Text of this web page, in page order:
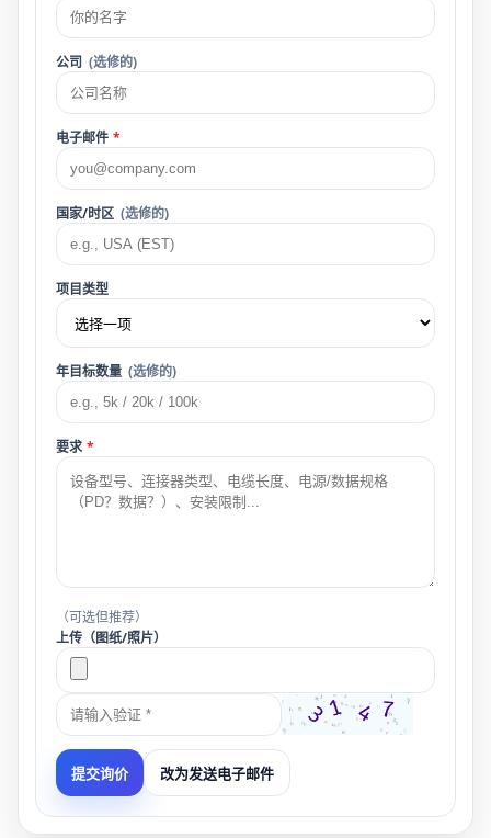
公司 (选修的)
电子邮件 *
国家/时区 (选修的)
项目类型
年目标数量 (选修的)
要求 *
（可选但推荐）
上传（图纸/照片）
提交询价 改为发送电子邮件